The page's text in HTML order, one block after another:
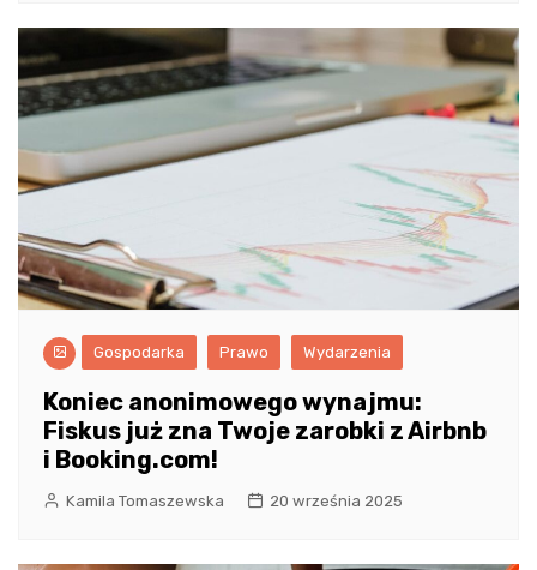
Gospodarka Prawo Wydarzenia
Koniec anonimowego wynajmu:
Fiskus już zna Twoje zarobki z Airbnb
i Booking.com!
Kamila Tomaszewska 20 września 2025